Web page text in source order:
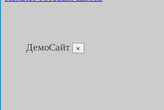
ДемоСайт ×